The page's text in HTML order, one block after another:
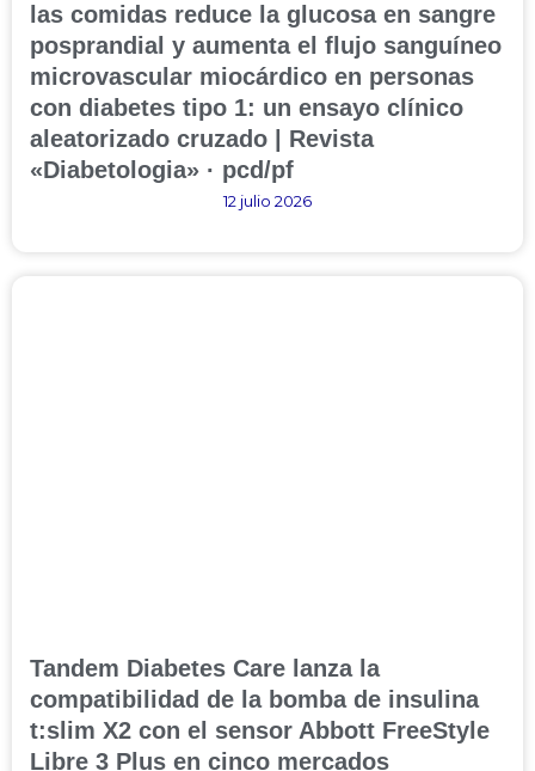
las comidas reduce la glucosa en sangre
posprandial y aumenta el flujo sanguíneo
microvascular miocárdico en personas
con diabetes tipo 1: un ensayo clínico
aleatorizado cruzado | Revista
«Diabetologia» · pcd/pf
12 julio 2026
Tandem Diabetes Care lanza la
compatibilidad de la bomba de insulina
t:slim X2 con el sensor Abbott FreeStyle
Libre 3 Plus en cinco mercados